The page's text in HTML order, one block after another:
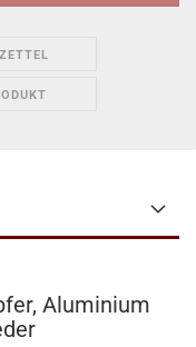
Aluminium